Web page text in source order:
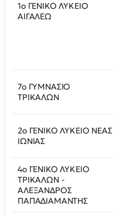
1ο ΓΕΝΙΚΟ ΛΥΚΕΙΟ
ΑΙΓΑΛΕΩ
7ο ΓΥΜΝΑΣΙΟ
ΤΡΙΚΑΛΩΝ
2ο ΓΕΝΙΚΟ ΛΥΚΕΙΟ ΝΕΑΣ
ΙΩΝΙΑΣ
4ο ΓΕΝΙΚΟ ΛΥΚΕΙΟ
ΤΡΙΚΑΛΩΝ -
ΑΛΕΞΑΝΔΡΟΣ
ΠΑΠΑΔΙΑΜΑΝΤΗΣ